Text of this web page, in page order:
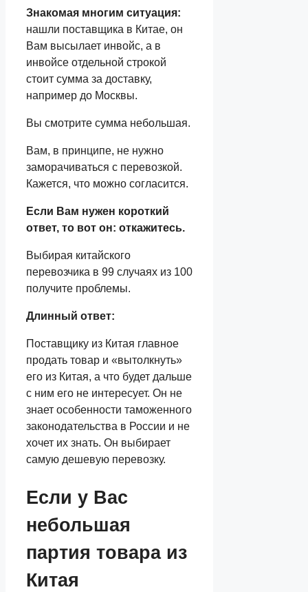
Знакомая многим ситуация:
нашли поставщика в Китае, он
Вам высылает инвойс, а в
инвойсе отдельной строкой
стоит сумма за доставку,
например до Москвы.
Вы смотрите сумма небольшая.
Вам, в принципе, не нужно
заморачиваться с перевозкой.
Кажется, что можно согласится.
Если Вам нужен короткий
ответ, то вот он: откажитесь.
Выбирая китайского
перевозчика в 99 случаях из 100
получите проблемы.
Длинный ответ:
Поставщику из Китая главное
продать товар и «вытолкнуть»
его из Китая, а что будет дальше
с ним его не интересует. Он не
знает особенности таможенного
законодательства в России и не
хочет их знать. Он выбирает
самую дешевую перевозку.
Если у Вас
небольшая
партия товара из
Китая